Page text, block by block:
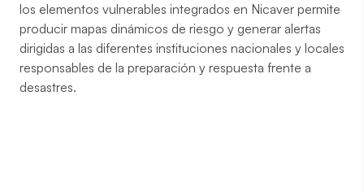
los elementos vulnerables integrados en Nicaver permite
producir mapas dinámicos de riesgo y generar alertas
dirigidas a las diferentes instituciones nacionales y locales
responsables de la preparación y respuesta frente a
desastres.